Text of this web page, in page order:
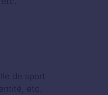
de sport
etc.